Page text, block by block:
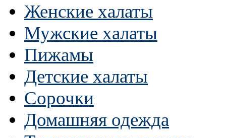
Женские халаты
Мужские халаты
Пижамы
Детские халаты
Сорочки
Домашняя одежда